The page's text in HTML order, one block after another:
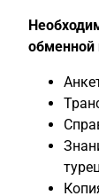
обменной